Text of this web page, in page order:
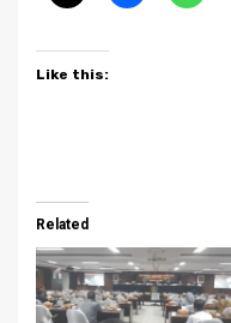
Like this:
Related